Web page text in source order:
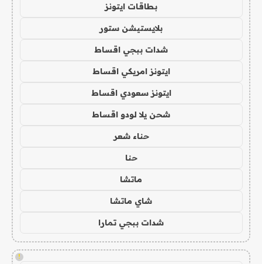
بطاقات ايتونز
بلايستيشن ستور
شدات ببجي اقساط
ايتونز امريكي اقساط
ايتونز سعودي اقساط
شحن يلا لودو اقساط
حناء شعر
حنا
ماتشا
شاي ماتشا
شدات ببجي تمارا
!